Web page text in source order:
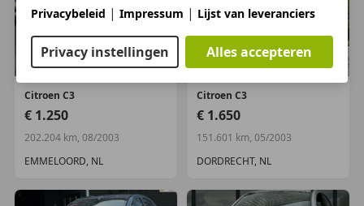
Citroen C3
€ 1.250
202.204 km, 08/2003
EMMELOORD, NL
Citroen C3
€ 1.650
151.601 km, 05/2003
DORDRECHT, NL
Privacybeleid | Impressum | Lijst van leveranciers
Privacy instellingen Alles accepteren